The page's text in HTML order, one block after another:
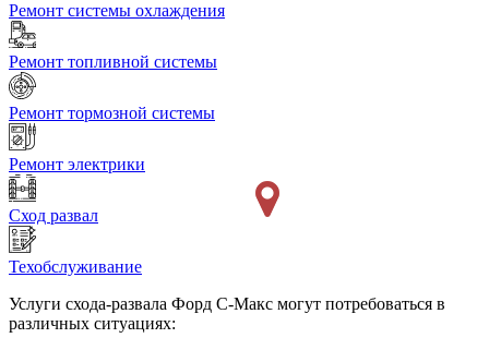
Ремонт системы охлаждения
Ремонт топливной системы
Ремонт тормозной системы
Ремонт электрики
Сход развал
Техобслуживание
Услуги схода-развала Форд С-Макс могут потребоваться в
различных ситуациях: